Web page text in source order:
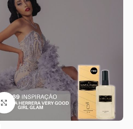
Clique para ampliar